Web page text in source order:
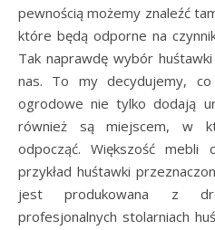
pewnością możemy znaleźć
które będą odporne na
Tak naprawdę wybór
nas. To my decydujemy,
ogrodowe nie tylko dodają
również są miejscem, w
odpocząć. Większość mebli
przykład huśtawki
jest produkowana z
profesjonalnych stolarniach